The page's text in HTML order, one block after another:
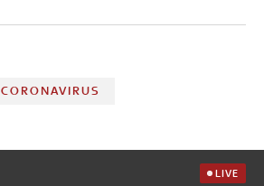
CORONAVIRUS
LIVE